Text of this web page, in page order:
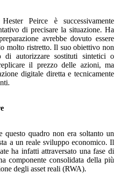
Peirce è successivamente
di precisare la situazione. Ha
avrebbe dovuto essere
molto ristretto. Il suo obiettivo non
di autorizzare sostituti sintetici o
il prezzo delle azioni, ma
digitale diretta e tecnicamente
quadro non era soltanto un
a un reale sviluppo economico. Il
ha infatti attraversato una fase di
componente consolidata della più
degli asset reali (RWA).